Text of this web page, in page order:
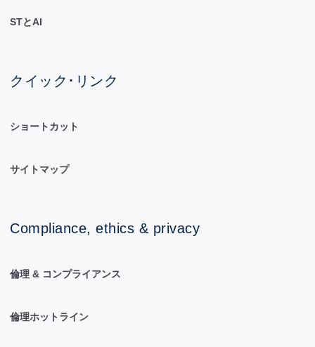
STとAI
クイック･リンク
ショートカット
サイトマップ
Compliance, ethics & privacy
倫理 & コンプライアンス
倫理ホットライン